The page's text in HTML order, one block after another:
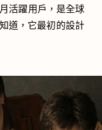
活躍用戶，是全球
道，它最初的設計